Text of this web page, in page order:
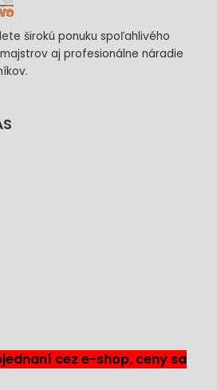
širokú ponuku spoľahlivého
aj profesionálne náradie
cez e-shop, ceny sa